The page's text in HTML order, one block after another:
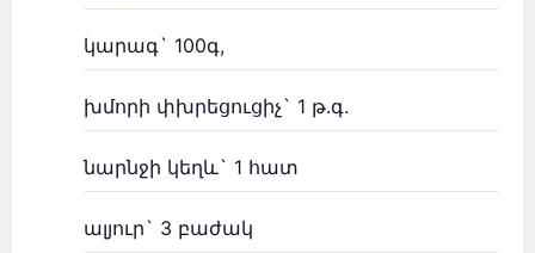
կարագ` 100գ,
խմորի փխրեցուցիչ` 1 թ.գ.
նարնջի կեղև` 1 հատ
ալյուր` 3 բաժակ